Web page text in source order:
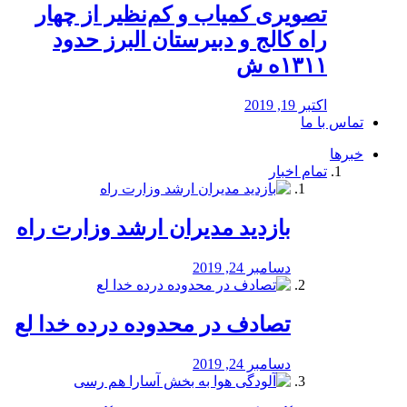
️تصویری کمیاب و کم‌نظیر از چهار
راه كالج و دبيرستان البرز حدود
۱۳۱۱ه ش
اکتبر 19, 2019
تماس با ما
خبرها
تمام اخبار
بازدید مدیران ارشد وزارت راه
دسامبر 24, 2019
تصادف در محدوده درده خدا لع
دسامبر 24, 2019